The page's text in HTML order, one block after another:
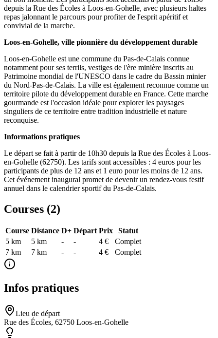
depuis la Rue des Écoles à Loos-en-Gohelle, avec plusieurs haltes
repas jalonnant le parcours pour profiter de l'esprit apéritif et
convivial de la marche.
Loos-en-Gohelle, ville pionnière du développement durable
Loos-en-Gohelle est une commune du Pas-de-Calais connue
notamment pour ses terrils, vestiges de l'ère minière inscrits au
Patrimoine mondial de l'UNESCO dans le cadre du Bassin minier
du Nord-Pas-de-Calais. La ville est également reconnue comme un
territoire pilote du développement durable en France. Cette marche
gourmande est l'occasion idéale pour explorer les paysages
singuliers de ce territoire entre tradition industrielle et nature
reconquise.
Informations pratiques
Le départ se fait à partir de 10h30 depuis la Rue des Écoles à Loos-
en-Gohelle (62750). Les tarifs sont accessibles : 4 euros pour les
participants de plus de 12 ans et 1 euro pour les moins de 12 ans.
Cet événement inaugural promet de devenir un rendez-vous festif
annuel dans le calendrier sportif du Pas-de-Calais.
Courses (2)
Course Distance D+ Départ Prix
Statut
5 km
5 km - - 4 €
Complet
7 km
7 km - - 4 € Complet
Infos pratiques
Lieu de départ
Rue des Écoles, 62750 Loos-en-Gohelle